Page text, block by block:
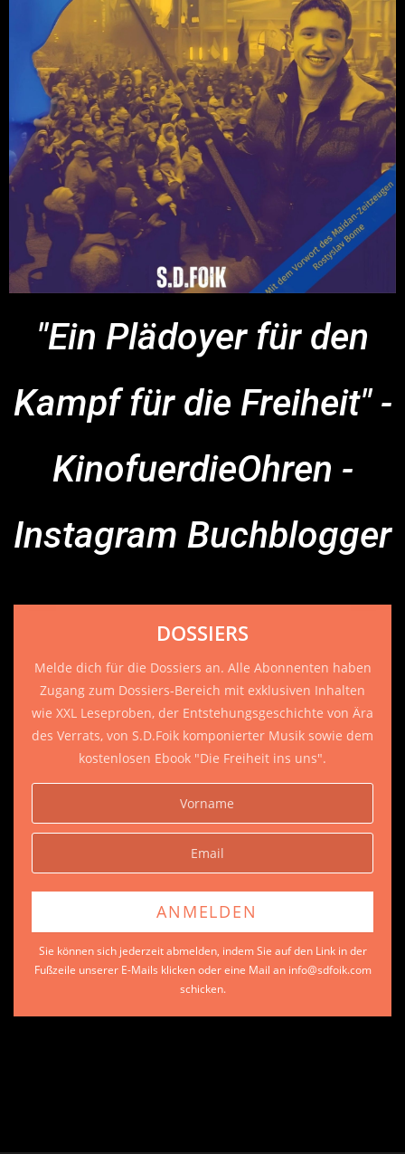
"Ein Plädoyer für den
Kampf für die Freiheit" -
KinofuerdieOhren -
Instagram Buchblogger
DOSSIERS
Melde dich für die Dossiers an. Alle Abonnenten haben
Zugang zum Dossiers-Bereich mit exklusiven Inhalten
wie XXL Leseproben, der Entstehungsgeschichte von Ära
des Verrats, von S.D.Foik komponierter Musik sowie dem
kostenlosen Ebook "Die Freiheit ins uns".
Sie können sich jederzeit abmelden, indem Sie auf den Link in der
Fußzeile unserer E-Mails klicken oder eine Mail an info@sdfoik.com
schicken.